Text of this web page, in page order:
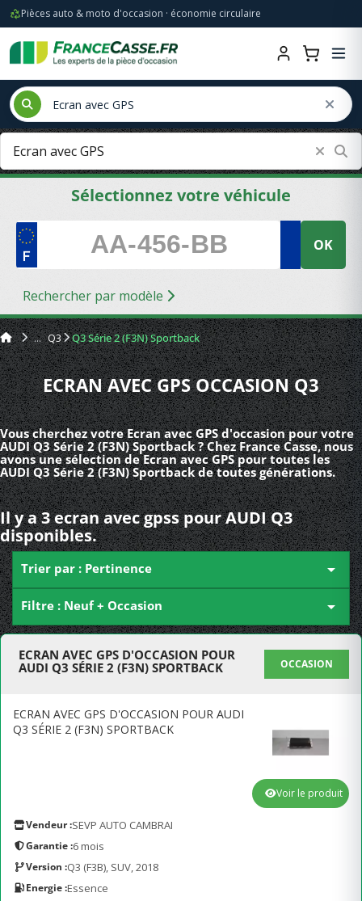
Pièces auto & moto d'occasion · économie circulaire
Sélectionnez votre véhicule
OK
Rechercher par modèle
Q3 Q3 Série 2 (F3N) Sportback
ECRAN AVEC GPS OCCASION Q3
Vous cherchez votre Ecran avec GPS d'occasion pour votre
AUDI Q3 Série 2 (F3N) Sportback ? Chez France Casse, nous
avons une sélection de Ecran avec GPS pour toutes les
AUDI Q3 Série 2 (F3N) Sportback de toutes générations.
Il y a 3 ecran avec gpss pour AUDI Q3
disponibles.
Trier par : Pertinence 
Filtre : Neuf + Occasion 
ECRAN AVEC GPS D'OCCASION POUR
AUDI Q3 SÉRIE 2 (F3N) SPORTBACK
OCCASION
ECRAN AVEC GPS D'OCCASION POUR AUDI
Q3 SÉRIE 2 (F3N) SPORTBACK
Vendeur :SEVP AUTO CAMBRAI
Garantie :6 mois
Version :Q3 (F3B), SUV, 2018
Energie :Essence
Voir le produit